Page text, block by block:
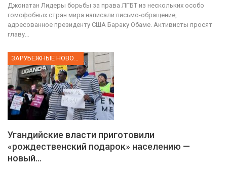
Джонатан Лидеры борьбы за права ЛГБТ из нескольких особо
гомофобных стран мира написали письмо-обращение,
адресованное президенту США Бараку Обаме. Активисты просят
главу…
Угандийские власти приготовили
«рождественский подарок» населению —
новый…